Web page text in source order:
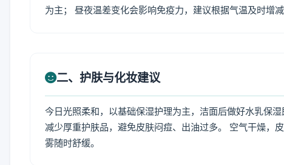
为主； 昼夜温差变化会影响免疫力，建议根据气温及时增
二、护肤与化妆建议
今日光照柔和，以基础保湿护理为主，洁面后做好水乳保
减少厚重护肤品，避免皮肤闷痘、出油过多。 空气干燥，
雾随时舒缓。